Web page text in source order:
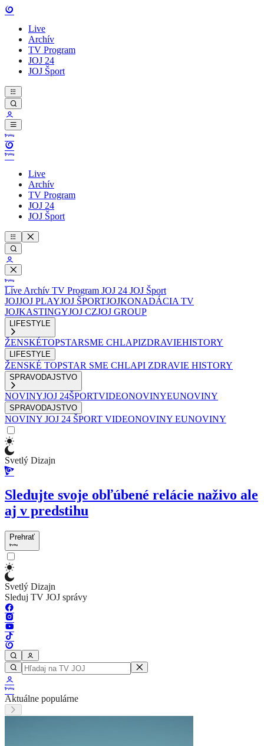
Live
Archív
TV Program
JOJ 24
JOJ Šport
Live
Archív
TV Program
JOJ 24
JOJ Šport
Live Archív TV Program JOJ 24 JOJ Šport
JOJJOJ PLAYJOJ ŠPORTJOJKONADÁCIA TV
JOJKASTINGYJOJ CZJOJ GROUP
LIFESTYLE
ŽENSKÉTOPSTARSME CHLAPIZDRAVIEHISTORY
LIFESTYLE
ŽENSKÉ TOPSTAR SME CHLAPI ZDRAVIE HISTORY
SPRAVODAJSTVO
NOVINYJOJ 24ŠPORTVIDEONOVINYEUNOVINY
SPRAVODAJSTVO
NOVINY JOJ 24 ŠPORT VIDEONOVINY EUNOVINY
Svetlý Dizajn
Sledujte svoje obľúbené relácie naživo ale
aj v predstihu
Prehrať
Svetlý Dizajn
Sleduj TV JOJ správy
Aktuálne populárne